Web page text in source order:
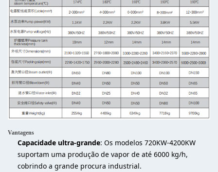
Vantagens
Capacidade ultra-grande: Os modelos 720KW-4200KW
suportam uma produção de vapor de até 6000 kg/h,
cobrindo a grande procura industrial.